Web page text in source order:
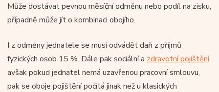
Může dostávat pevnou měsíční odměnu nebo podíl na zisku,
případně může jít o kombinaci obojího.
I z odměny jednatele se musí odvádět daň z příjmů
fyzických osob 15 %. Dále pak sociální a zdravotní pojištění,
avšak pokud jednatel nemá uzavřenou pracovní smlouvu,
pak se oboje pojištění počítá jinak než u klasických